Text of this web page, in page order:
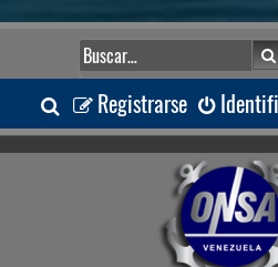
Registrarse
B
u